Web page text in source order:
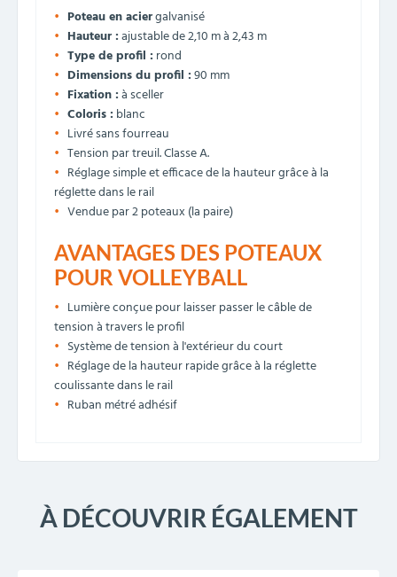
Poteau en aciergalvanisé
Hauteur :ajustable de 2,10 m à 2,43 m
Type de profil : rond
Dimensions du profil :90 mm
Fixation :à sceller
Coloris : blanc
Livré sans fourreau
Tension par treuil. Classe A.
Réglage simple et efficace de la hauteur grâce à la
réglette dans le rail
Vendue par 2 poteaux (la paire)
AVANTAGES DES POTEAUX
POUR VOLLEYBALL
Lumière conçue pour laisser passer le câble de
tension à travers le profil
Système de tension à l'extérieur du court
Réglage de la hauteur rapide grâce à la réglette
coulissante dans le rail
Ruban métré adhésif
À DÉCOUVRIR ÉGALEMENT